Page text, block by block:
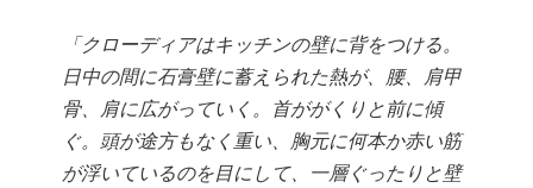
「クローディアはキッチンの壁に背をつける。
日中の間に石膏壁に蓄えられた熱が、腰、肩甲
骨、肩に広がっていく。首ががくりと前に傾
ぐ。頭が途方もなく重い、胸元に何本か赤い筋
が浮いているのを目にして、一層ぐったりと壁